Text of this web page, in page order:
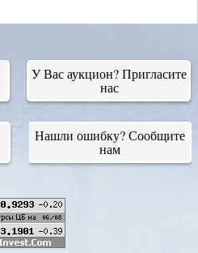
У Вас аукцион? Пригласите
нас
Нашли ошибку? Сообщите
нам